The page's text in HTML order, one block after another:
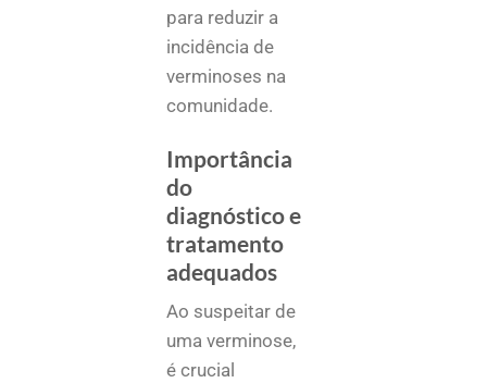
para reduzir a
incidência de
verminoses na
comunidade.
Importância
do
diagnóstico e
tratamento
adequados
Ao suspeitar de
uma verminose,
é crucial